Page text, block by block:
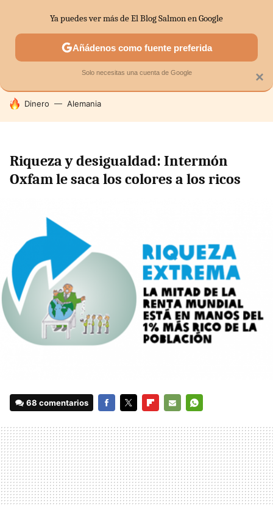
SECTORES ECONOMÍA DOMÉSTICA MERCADOS
HOY SE HABLA DE
Dinero Alemania
Riqueza y desigualdad: Intermón
Oxfam le saca los colores a los ricos
68 comentarios
MAIL
×
Ya puedes ver más de El Blog Salmon en Google
Añádenos como fuente preferida
Solo necesitas una cuenta de Google